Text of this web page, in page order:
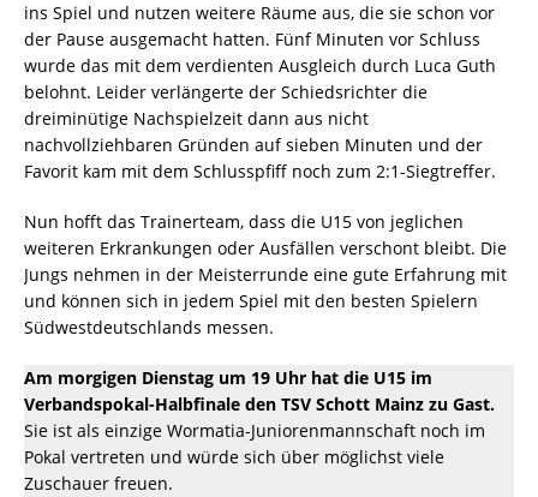
ins Spiel und nutzen weitere Räume aus, die sie schon vor
der Pause ausgemacht hatten. Fünf Minuten vor Schluss
wurde das mit dem verdienten Ausgleich durch Luca Guth
belohnt. Leider verlängerte der Schiedsrichter die
dreiminütige Nachspielzeit dann aus nicht
nachvollziehbaren Gründen auf sieben Minuten und der
Favorit kam mit dem Schlusspfiff noch zum 2:1-Siegtreffer.
Nun hofft das Trainerteam, dass die U15 von jeglichen
weiteren Erkrankungen oder Ausfällen verschont bleibt. Die
Jungs nehmen in der Meisterrunde eine gute Erfahrung mit
und können sich in jedem Spiel mit den besten Spielern
Südwestdeutschlands messen.
Am morgigen Dienstag um 19 Uhr hat die U15 im
Verbandspokal-Halbfinale den TSV Schott Mainz zu Gast.
Sie ist als einzige Wormatia-Juniorenmannschaft noch im
Pokal vertreten und würde sich über möglichst viele
Zuschauer freuen.